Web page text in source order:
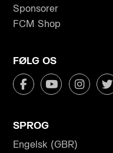
Sponsorer
FCM Shop
FØLG OS
SPROG
Engelsk (GBR)